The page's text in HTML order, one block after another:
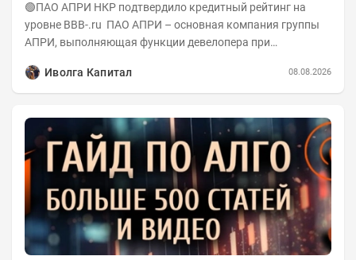
🟢ПАО АПРИ НКР подтвердило кредитный рейтинг на
уровне BBB-.ru ПАО АПРИ – основная компания группы
АПРИ, выполняющая функции девелопера при
Иволга Капитал
08.08.2026